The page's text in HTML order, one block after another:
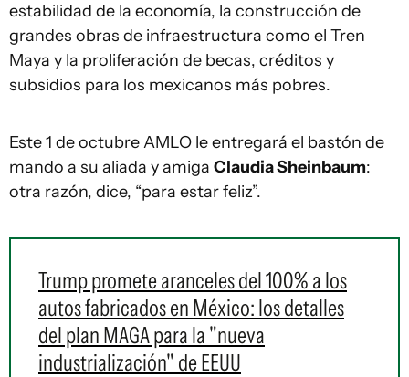
estabilidad de la economía, la construcción de
grandes obras de infraestructura como el Tren
Maya y la proliferación de becas, créditos y
subsidios para los mexicanos más pobres.
Este 1 de octubre AMLO le entregará el bastón de
mando a su aliada y amiga Claudia Sheinbaum:
otra razón, dice, “para estar feliz”.
Trump promete aranceles del 100% a los
autos fabricados en México: los detalles
del plan MAGA para la "nueva
industrialización" de EEUU